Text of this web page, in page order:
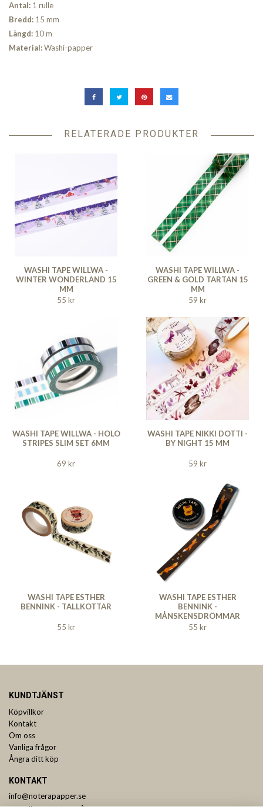
Antal: 1 rulle
Bredd: 15 mm
Längd: 10 m
Material:Washi-papper
RELATERADE PRODUKTER
WASHI TAPE WILLWA -
WINTER WONDERLAND 15
MM
55 kr
WASHI TAPE WILLWA -
GREEN & GOLD TARTAN 15
MM
59 kr
WASHI TAPE WILLWA - HOLO
STRIPES SLIM SET 6MM
69 kr
WASHI TAPE NIKKI DOTTI -
BY NIGHT 15 MM
59 kr
WASHI TAPE ESTHER
BENNINK - TALLKOTTAR
55 kr
WASHI TAPE ESTHER
BENNINK -
MÅNSKENSDRÖMMAR
55 kr
KUNDTJÄNST
Köpvillkor
Kontakt
Om oss
Vanliga frågor
Ångra ditt köp
KONTAKT
info@noterapapper.se